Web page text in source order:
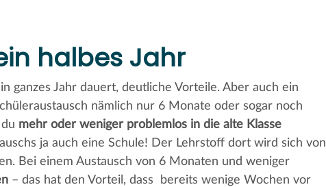
halbes Jahr
ganzes Jahr dauert, deutliche Vorteile. Aber auch ein
nämlich nur 6 Monate oder sogar noch
mehr oder weniger problemlos in die alte Klasse
ja auch eine Schule! Der Lehrstoff dort wird sich von
Bei einem Austausch von 6 Monaten und weniger
– das hat den Vorteil, dass bereits wenige Wochen vor